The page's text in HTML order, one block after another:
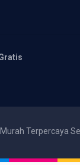
Terpercaya